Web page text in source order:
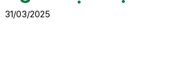
31/03/2025